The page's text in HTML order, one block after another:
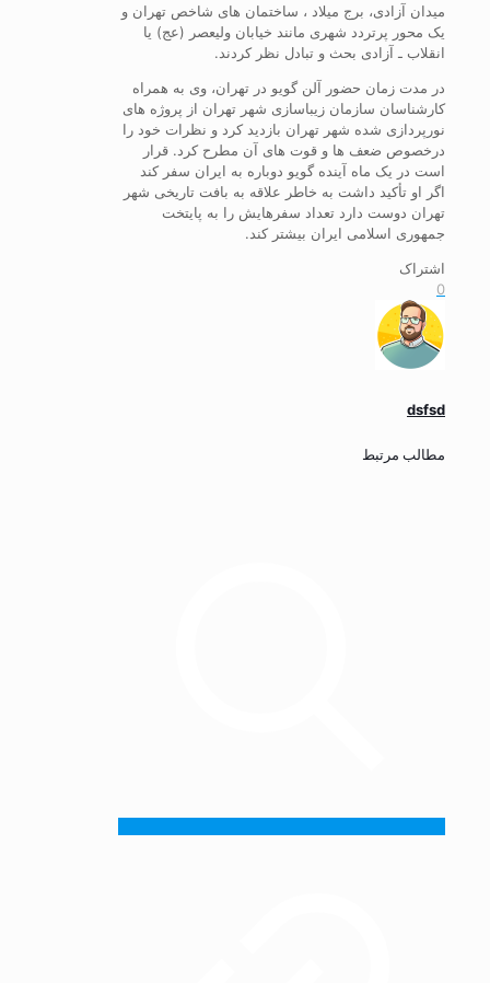
میدان آزادی، برج میلاد ، ساختمان های شاخص تهران و
یک محور پرتردد شهری مانند خیابان ولیعصر (عج) یا
انقلاب ـ آزادی بحث و تبادل نظر کردند.
در مدت زمان حضور آلن گویو در تهران، وی به همراه
کارشناسان سازمان زیباسازی شهر تهران از پروژه های
نورپردازی شده شهر تهران بازدید کرد و نظرات خود را
درخصوص ضعف ها و قوت های آن مطرح کرد. قرار
است در یک ماه آینده گویو دوباره به ایران سفر کند
اگر او تأکید داشت به خاطر علاقه به بافت تاریخی شهر
تهران دوست دارد تعداد سفرهایش را به پایتخت
جمهوری اسلامی ایران بیشتر کند.
اشتراک
0
dsfsd
مطالب مرتبط